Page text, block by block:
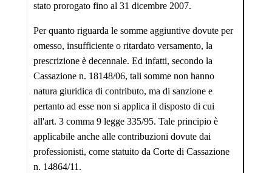
stato prorogato fino al 31 dicembre 2007.
Per quanto riguarda le somme aggiuntive dovute per
omesso, insufficiente o ritardato versamento, la
prescrizione è decennale. Ed infatti, secondo la
Cassazione n. 18148/06, tali somme non hanno
natura giuridica di contributo, ma di sanzione e
pertanto ad esse non si applica il disposto di cui
all'art. 3 comma 9 legge 335/95. Tale principio è
applicabile anche alle contribuzioni dovute dai
professionisti, come statuito da Corte di Cassazione
n. 14864/11.